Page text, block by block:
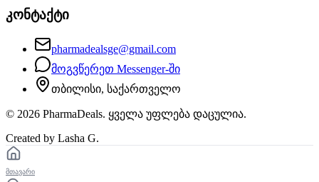
კონტაქტი
pharmadealsge@gmail.com
მოგვწერეთ Messenger-ში
თბილისი, საქართველო
© 2026 PharmaDeals. ყველა უფლება დაცულია.
Created by Lasha G.
მთავარი